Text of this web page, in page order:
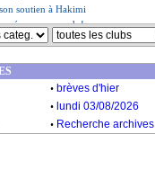
soutien à Hakimi
par son coach !
mar. 28 février 2023
. brèves d'hier
. lundi 03/08/2026
. Recherche archives